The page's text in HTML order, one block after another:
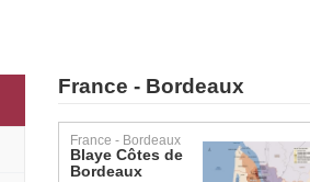
France - Bordeaux
France - Bordeaux
Blaye Côtes de
Bordeaux